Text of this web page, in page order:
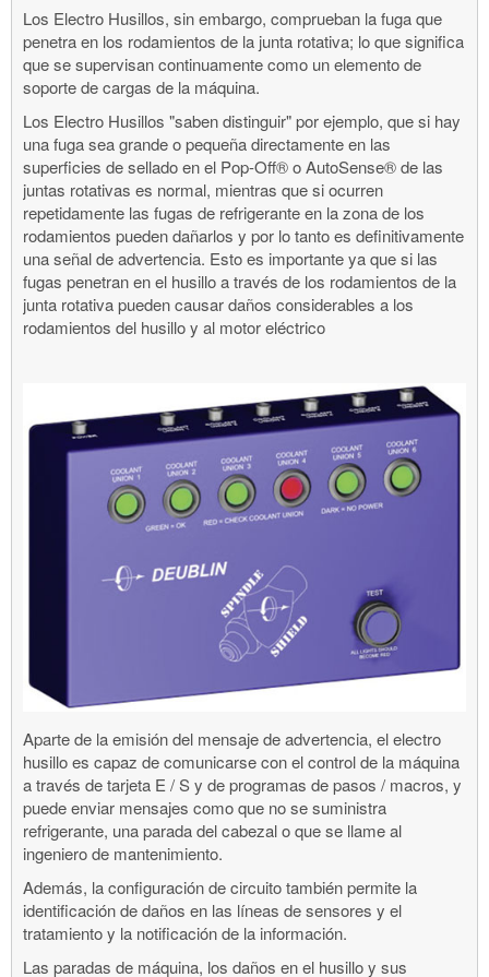
Los Electro Husillos, sin embargo, comprueban la fuga que
penetra en los rodamientos de la junta rotativa; lo que significa
que se supervisan continuamente como un elemento de
soporte de cargas de la máquina.
Los Electro Husillos "saben distinguir" por ejemplo, que si hay
una fuga sea grande o pequeña directamente en las
superficies de sellado en el Pop-Off® o AutoSense® de las
juntas rotativas es normal, mientras que si ocurren
repetidamente las fugas de refrigerante en la zona de los
rodamientos pueden dañarlos y por lo tanto es definitivamente
una señal de advertencia. Esto es importante ya que si las
fugas penetran en el husillo a través de los rodamientos de la
junta rotativa pueden causar daños considerables a los
rodamientos del husillo y al motor eléctrico
Aparte de la emisión del mensaje de advertencia, el electro
husillo es capaz de comunicarse con el control de la máquina
a través de tarjeta E / S y de programas de pasos / macros, y
puede enviar mensajes como que no se suministra
refrigerante, una parada del cabezal o que se llame al
ingeniero de mantenimiento.
Además, la configuración de circuito también permite la
identificación de daños en las líneas de sensores y el
tratamiento y la notificación de la información.
Las paradas de máquina, los daños en el husillo y sus